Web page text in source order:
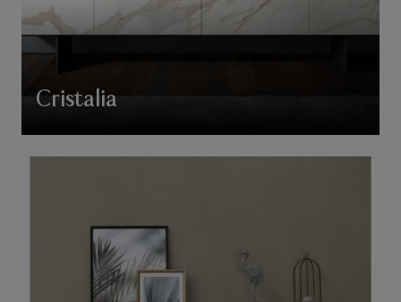
Cristalia